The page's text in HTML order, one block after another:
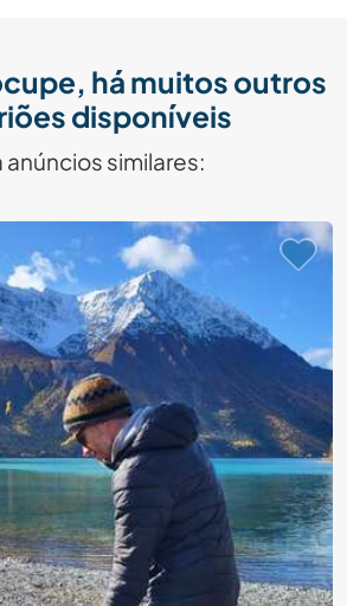
há muitos outros
disponíveis
anúncios similares: